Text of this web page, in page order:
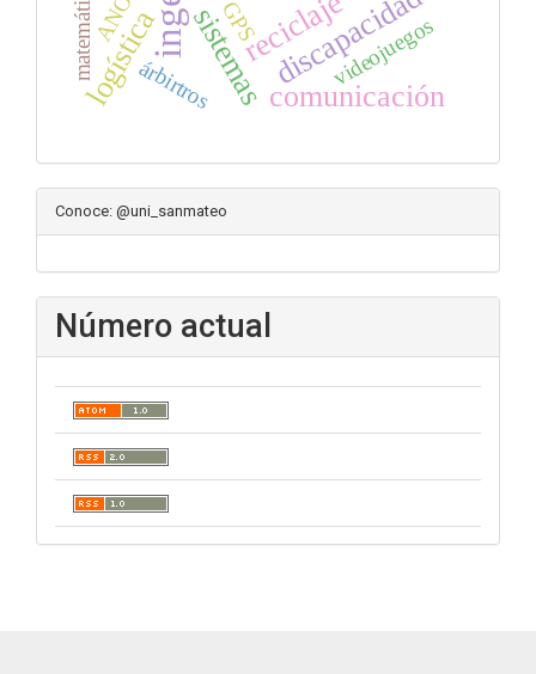
sistemasreciclaje
discapacidad
logística comunicación
videojuegos
árbirtros
matemáticas GPS
Conoce: @uni_sanmateo
Número actual